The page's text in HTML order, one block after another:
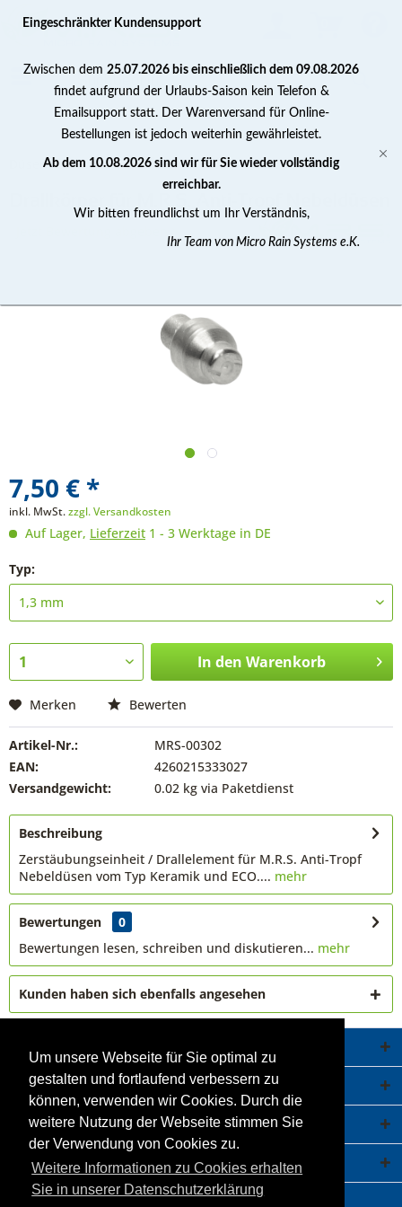
Um unsere Webseite für Sie optimal zu
gestalten und fortlaufend verbessern zu
können, verwenden wir Cookies. Durch die
weitere Nutzung der Webseite stimmen Sie
der Verwendung von Cookies zu.
Weitere Informationen zu Cookies erhalten
Sie in unserer Datenschutzerklärung
Düsenzubehör
7,50 € *
inkl. MwSt.zzgl. Versandkosten
Auf Lager, Lieferzeit 1 - 3 Werktage in DE
Typ:
In den Warenkorb
Merken Bewerten
Artikel-Nr.:
MRS-00302
EAN:
4260215333027
Versandgewicht:
0.02 kg via Paketdienst
Beschreibung
Zerstäubungseinheit / Drallelement für M.R.S. Anti-Tropf
Nebeldüsen vom Typ Keramik und ECO.... mehr
Bewertungen
0
Bewertungen lesen, schreiben und diskutieren... mehr
Kunden haben sich ebenfalls angesehen
Service Hotline
Shop Service
Informationen
Newsletter
Eingeschränkter Kundensupport
Zwischen dem 25.07.2026 bis einschließlich dem 09.08.2026
findet aufgrund der Urlaubs-Saison kein Telefon &
Emailsupport statt. Der Warenversand für Online-
Bestellungen ist jedoch weiterhin gewährleistet.
Ab dem 10.08.2026 sind wir für Sie wieder vollständig
erreichbar.
Wir bitten freundlichst um Ihr Verständnis,
Ihr Team von Micro Rain Systems e.K.